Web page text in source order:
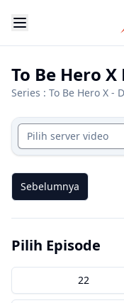
To Be Hero
Series : To Be Hero X -
Pilih server video
Sebelumnya
Pilih Episode
22